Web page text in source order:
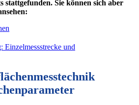
stattgefunden. Sie können sich aber